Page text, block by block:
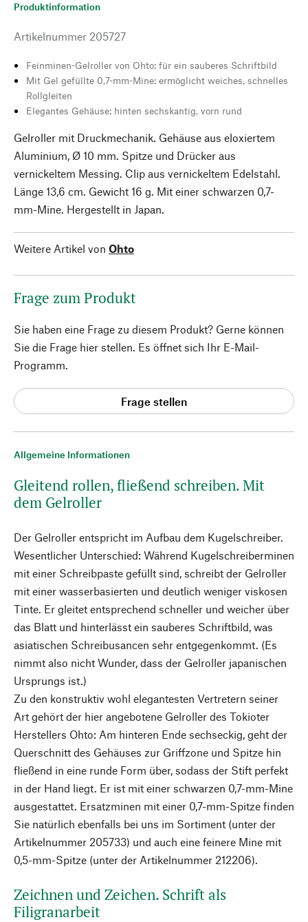
Allgemeine Informationen
Gleitend rollen, fließend schreiben. Mit
dem Gelroller
Der Gelroller entspricht im Aufbau dem Kugelschreiber.
Wesentlicher Unterschied: Während Kugelschreiberminen
mit einer Schreibpaste gefüllt sind, schreibt der Gelroller
mit einer wasserbasierten und deutlich weniger viskosen
Tinte. Er gleitet entsprechend schneller und weicher über
das Blatt und hinterlässt ein sauberes Schriftbild, was
asiatischen Schreibusancen sehr entgegenkommt. (Es
nimmt also nicht Wunder, dass der Gelroller japanischen
Ursprungs ist.)
Zu den konstruktiv wohl elegantesten Vertretern seiner
Art gehört der hier angebotene Gelroller des Tokioter
Herstellers Ohto: Am hinteren Ende sechseckig, geht der
Querschnitt des Gehäuses zur Griffzone und Spitze hin
fließend in eine runde Form über, sodass der Stift perfekt
in der Hand liegt. Er ist mit einer schwarzen 0,7-mm-Mine
ausgestattet. Ersatzminen mit einer 0,7-mm-Spitze finden
Sie natürlich ebenfalls bei uns im Sortiment (unter der
Artikelnummer 205733) und auch eine feinere Mine mit
0,5-mm-Spitze (unter der Artikelnummer 212206).
Zeichnen und Zeichen. Schrift als
Filigranarbeit
Produktinformation
Artikelnummer 205727
Feinminen-Gelroller von Ohto: für ein sauberes Schriftbild
Mit Gel gefüllte 0,7-mm-Mine: ermöglicht weiches, schnelles
Rollgleiten
Elegantes Gehäuse: hinten sechskantig, vorn rund
Gelroller mit Druckmechanik. Gehäuse aus eloxiertem
Aluminium, Ø 10 mm. Spitze und Drücker aus
vernickeltem Messing. Clip aus vernickeltem Edelstahl.
Länge 13,6 cm. Gewicht 16 g. Mit einer schwarzen 0,7-
mm-Mine. Hergestellt in Japan.
Weitere Artikel von Ohto
Frage zum Produkt
Sie haben eine Frage zu diesem Produkt? Gerne können
Sie die Frage hier stellen. Es öffnet sich Ihr E-Mail-
Programm.
Frage stellen